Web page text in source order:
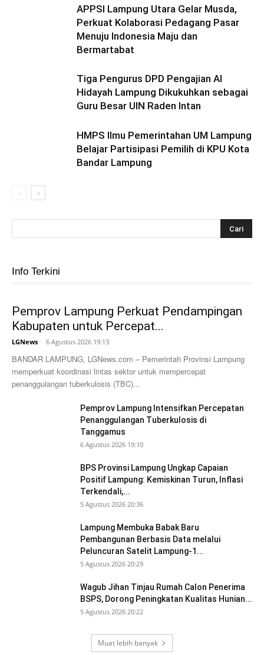
APPSI Lampung Utara Gelar Musda,
Perkuat Kolaborasi Pedagang Pasar
Menuju Indonesia Maju dan
Bermartabat
Tiga Pengurus DPD Pengajian Al
Hidayah Lampung Dikukuhkan sebagai
Guru Besar UIN Raden Intan
HMPS Ilmu Pemerintahan UM Lampung
Belajar Partisipasi Pemilih di KPU Kota
Bandar Lampung
Info Terkini
Pemprov Lampung Perkuat Pendampingan
Kabupaten untuk Percepat...
LGNews - 6 Agustus 2026 19:13
BANDAR LAMPUNG, LGNews.com – Pemerintah Provinsi Lampung
memperkuat koordinasi lintas sektor untuk mempercepat
penanggulangan tuberkulosis (TBC)...
Pemprov Lampung Intensifkan Percepatan
Penanggulangan Tuberkulosis di
Tanggamus
6 Agustus 2026 19:10
BPS Provinsi Lampung Ungkap Capaian
Positif Lampung: Kemiskinan Turun, Inflasi
Terkendali,...
5 Agustus 2026 20:36
Lampung Membuka Babak Baru
Pembangunan Berbasis Data melalui
Peluncuran Satelit Lampung-1...
5 Agustus 2026 20:29
Wagub Jihan Tinjau Rumah Calon Penerima
BSPS, Dorong Peningkatan Kualitas Hunian...
5 Agustus 2026 20:22
Muat lebih banyak